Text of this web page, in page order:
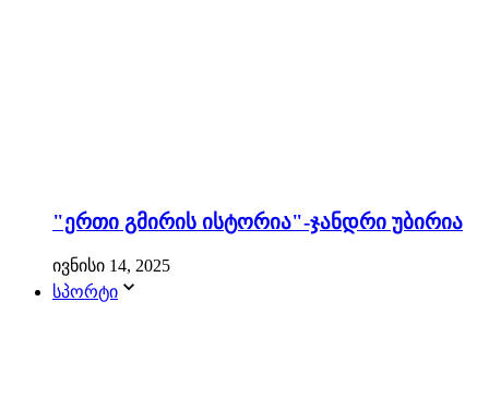
"ერთი გმირის ისტორია"-ჯანდრი უბირია
ივნისი 14, 2025
სპორტი